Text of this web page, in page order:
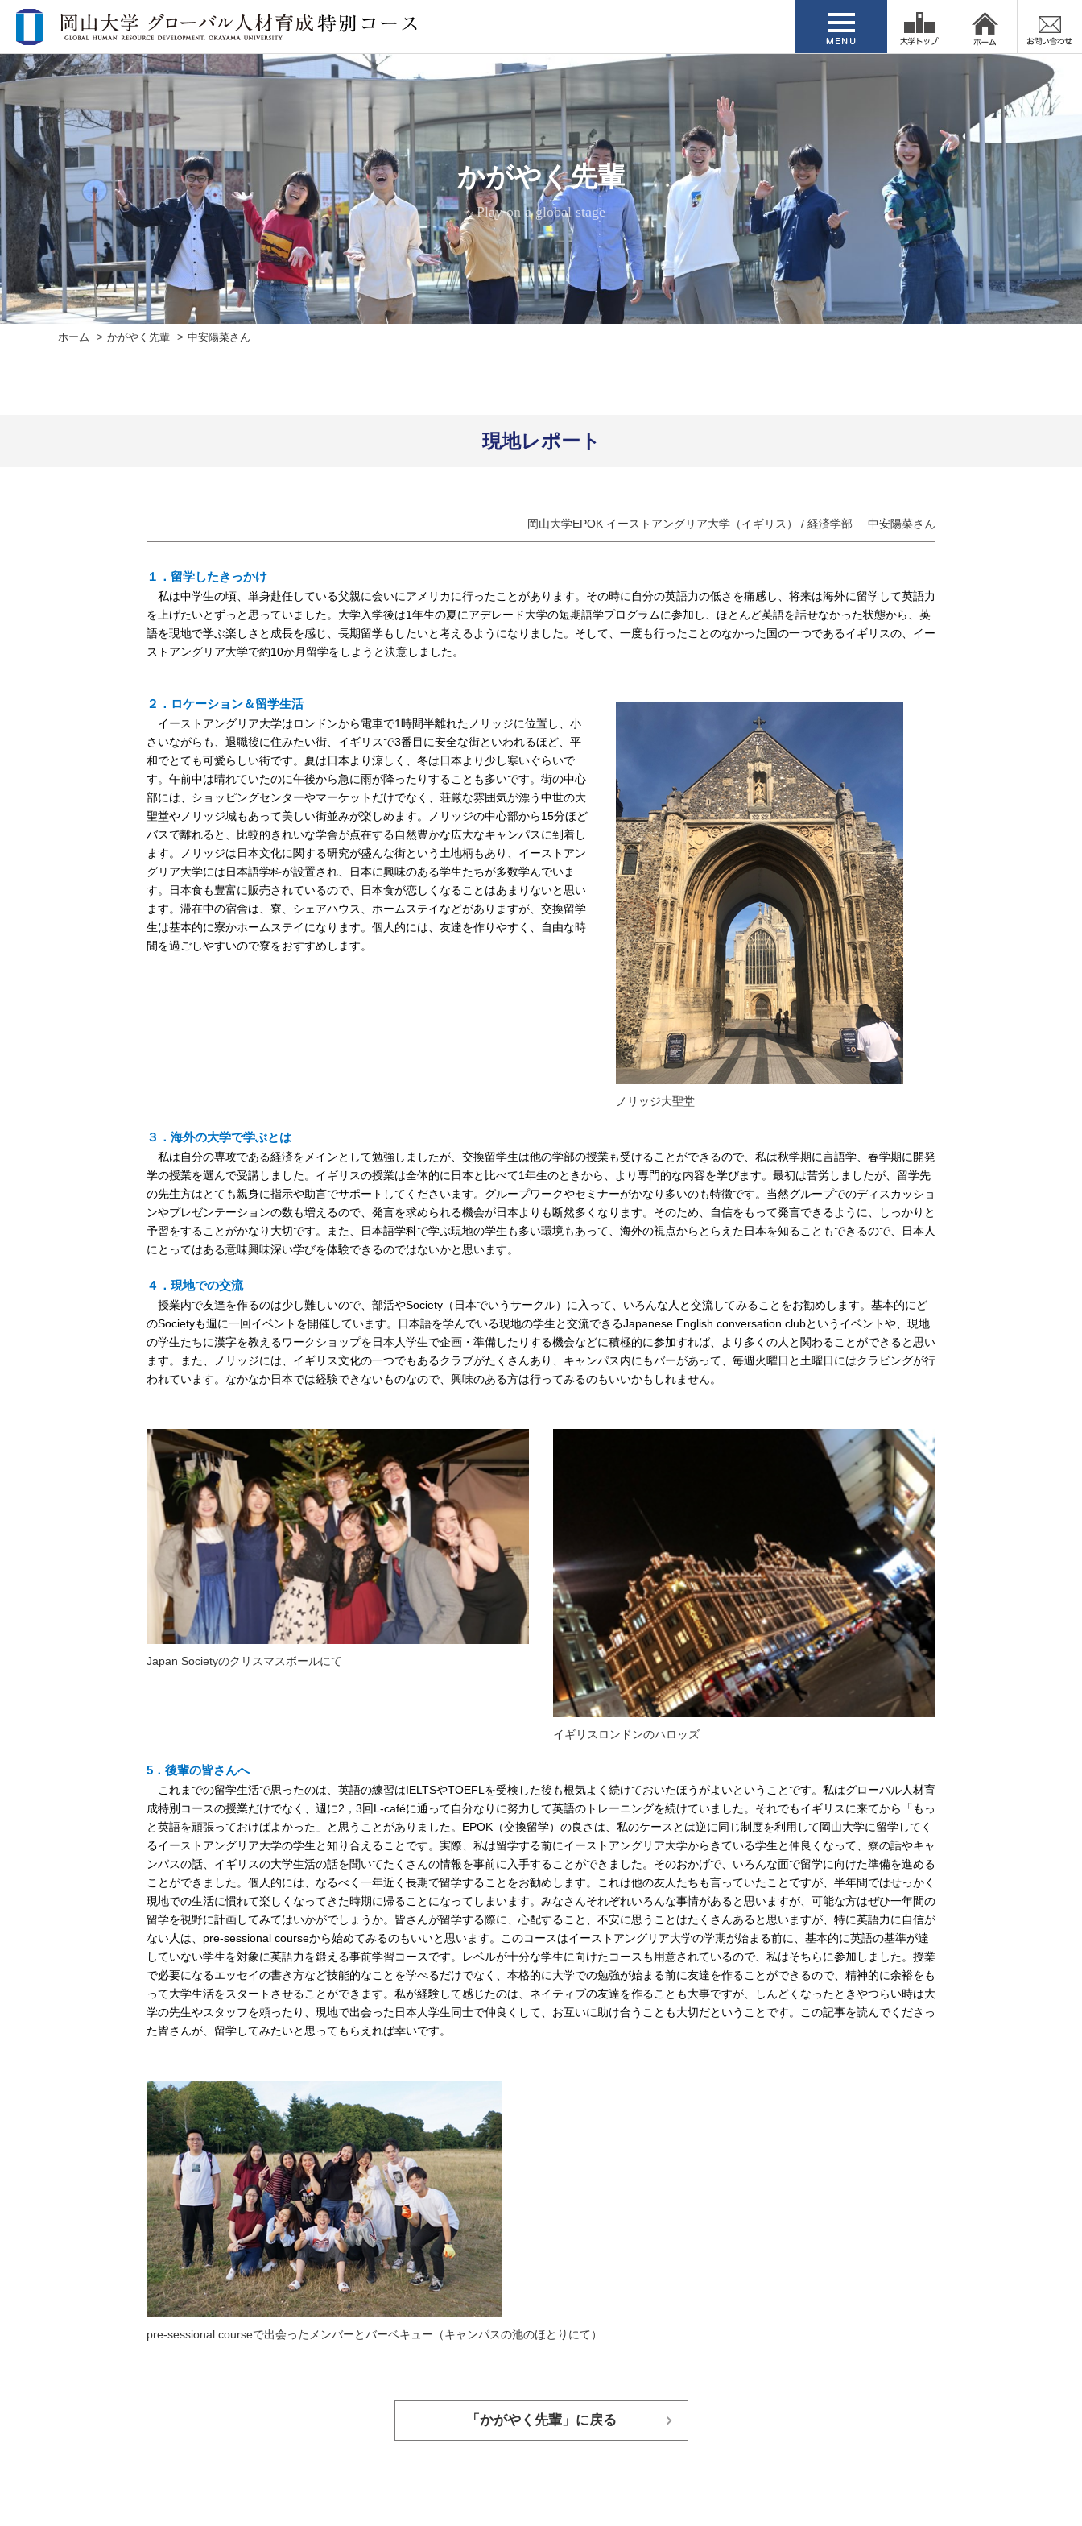
かがやく先輩
Play on a global stage
かがやく先輩
Play on a global stage
かがやく先輩
Play on a global stage
かがやく先輩
Play on a global stage
かがやく先輩
Play on a global stage
かがやく先輩
Play on a global stage
ホーム かがやく先輩 中安陽菜さん
現地レポート
岡山大学EPOK イーストアングリア大学（イギリス） / 経済学部 中安陽菜さん
１．留学したきっかけ
私は中学生の頃、単身赴任している父親に会いにアメリカに行ったことがあります。その時に自分の英語力の低さを痛感し、将来は海外に留学して英語力
を上げたいとずっと思っていました。大学入学後は1年生の夏にアデレード大学の短期語学プログラムに参加し、ほとんど英語を話せなかった状態から、英
語を現地で学ぶ楽しさと成長を感じ、長期留学もしたいと考えるようになりました。そして、一度も行ったことのなかった国の一つであるイギリスの、イー
ストアングリア大学で約10か月留学をしようと決意しました。
２．ロケーション＆留学生活
イーストアングリア大学はロンドンから電車で1時間半離れたノリッジに位置し、小
さいながらも、退職後に住みたい街、イギリスで3番目に安全な街といわれるほど、平
和でとても可愛らしい街です。夏は日本より涼しく、冬は日本より少し寒いぐらいで
す。午前中は晴れていたのに午後から急に雨が降ったりすることも多いです。街の中心
部には、ショッピングセンターやマーケットだけでなく、荘厳な雰囲気が漂う中世の大
聖堂やノリッジ城もあって美しい街並みが楽しめます。ノリッジの中心部から15分ほど
バスで離れると、比較的きれいな学舎が点在する自然豊かな広大なキャンパスに到着し
ます。ノリッジは日本文化に関する研究が盛んな街という土地柄もあり、イーストアン
グリア大学には日本語学科が設置され、日本に興味のある学生たちが多数学んでいま
す。日本食も豊富に販売されているので、日本食が恋しくなることはあまりないと思い
ます。滞在中の宿舎は、寮、シェアハウス、ホームステイなどがありますが、交換留学
生は基本的に寮かホームステイになります。個人的には、友達を作りやすく、自由な時
間を過ごしやすいので寮をおすすめします。
ノリッジ大聖堂
３．海外の大学で学ぶとは
私は自分の専攻である経済をメインとして勉強しましたが、交換留学生は他の学部の授業も受けることができるので、私は秋学期に言語学、春学期に開発
学の授業を選んで受講しました。イギリスの授業は全体的に日本と比べて1年生のときから、より専門的な内容を学びます。最初は苦労しましたが、留学先
の先生方はとても親身に指示や助言でサポートしてくださいます。グループワークやセミナーがかなり多いのも特徴です。当然グループでのディスカッショ
ンやプレゼンテーションの数も増えるので、発言を求められる機会が日本よりも断然多くなります。そのため、自信をもって発言できるように、しっかりと
予習をすることがかなり大切です。また、日本語学科で学ぶ現地の学生も多い環境もあって、海外の視点からとらえた日本を知ることもできるので、日本人
にとってはある意味興味深い学びを体験できるのではないかと思います。
４．現地での交流
授業内で友達を作るのは少し難しいので、部活やSociety（日本でいうサークル）に入って、いろんな人と交流してみることをお勧めします。基本的にど
のSocietyも週に一回イベントを開催しています。日本語を学んでいる現地の学生と交流できるJapanese English conversation clubというイベントや、現地
の学生たちに漢字を教えるワークショップを日本人学生で企画・準備したりする機会などに積極的に参加すれば、より多くの人と関わることができると思い
ます。また、ノリッジには、イギリス文化の一つでもあるクラブがたくさんあり、キャンパス内にもバーがあって、毎週火曜日と土曜日にはクラビングが行
われています。なかなか日本では経験できないものなので、興味のある方は行ってみるのもいいかもしれません。
Japan Societyのクリスマスボールにて
イギリスロンドンのハロッズ
5．後輩の皆さんへ
これまでの留学生活で思ったのは、英語の練習はIELTSやTOEFLを受検した後も根気よく続けておいたほうがよいということです。私はグローバル人材育
成特別コースの授業だけでなく、週に2，3回L-caféに通って自分なりに努力して英語のトレーニングを続けていました。それでもイギリスに来てから「もっ
と英語を頑張っておけばよかった」と思うことがありました。EPOK（交換留学）の良さは、私のケースとは逆に同じ制度を利用して岡山大学に留学してく
るイーストアングリア大学の学生と知り合えることです。実際、私は留学する前にイーストアングリア大学からきている学生と仲良くなって、寮の話やキャ
ンパスの話、イギリスの大学生活の話を聞いてたくさんの情報を事前に入手することができました。そのおかげで、いろんな面で留学に向けた準備を進める
ことができました。個人的には、なるべく一年近く長期で留学することをお勧めします。これは他の友人たちも言っていたことですが、半年間ではせっかく
現地での生活に慣れて楽しくなってきた時期に帰ることになってしまいます。みなさんそれぞれいろんな事情があると思いますが、可能な方はぜひ一年間の
留学を視野に計画してみてはいかがでしょうか。皆さんが留学する際に、心配すること、不安に思うことはたくさんあると思いますが、特に英語力に自信が
ない人は、pre-sessional courseから始めてみるのもいいと思います。このコースはイーストアングリア大学の学期が始まる前に、基本的に英語の基準が達
していない学生を対象に英語力を鍛える事前学習コースです。レベルが十分な学生に向けたコースも用意されているので、私はそちらに参加しました。授業
で必要になるエッセイの書き方など技能的なことを学べるだけでなく、本格的に大学での勉強が始まる前に友達を作ることができるので、精神的に余裕をも
って大学生活をスタートさせることができます。私が経験して感じたのは、ネイティブの友達を作ることも大事ですが、しんどくなったときやつらい時は大
学の先生やスタッフを頼ったり、現地で出会った日本人学生同士で仲良くして、お互いに助け合うことも大切だということです。この記事を読んでくださっ
た皆さんが、留学してみたいと思ってもらえれば幸いです。
pre-sessional courseで出会ったメンバーとバーベキュー（キャンパスの池のほとりにて）
「かがやく先輩」に戻る